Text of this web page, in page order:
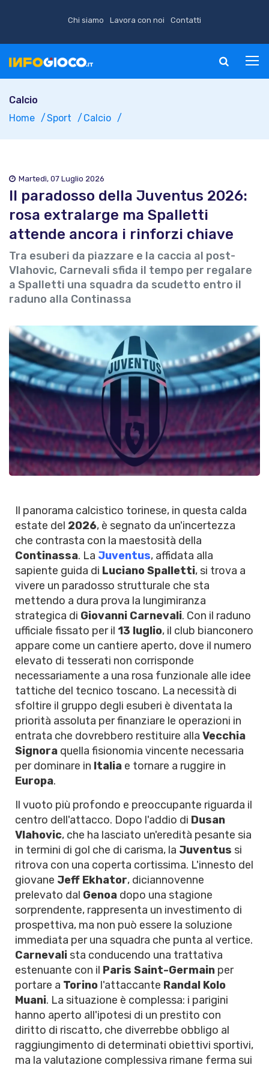
Chi siamo Lavora con noi Contatti
Calcio
Home
Sport Calcio
Martedì, 07 Luglio 2026
Il paradosso della Juventus 2026:
rosa extralarge ma Spalletti
attende ancora i rinforzi chiave
Tra esuberi da piazzare e la caccia al post-
Vlahovic, Carnevali sfida il tempo per regalare
a Spalletti una squadra da scudetto entro il
raduno alla Continassa
Il panorama calcistico torinese, in questa calda
estate del 2026, è segnato da un'incertezza
che contrasta con la maestosità della
Continassa. La Juventus, affidata alla
sapiente guida di Luciano Spalletti, si trova a
vivere un paradosso strutturale che sta
mettendo a dura prova la lungimiranza
strategica di Giovanni Carnevali. Con il raduno
ufficiale fissato per il 13 luglio, il club bianconero
appare come un cantiere aperto, dove il numero
elevato di tesserati non corrisponde
necessariamente a una rosa funzionale alle idee
tattiche del tecnico toscano. La necessità di
sfoltire il gruppo degli esuberi è diventata la
priorità assoluta per finanziare le operazioni in
entrata che dovrebbero restituire alla Vecchia
Signora quella fisionomia vincente necessaria
per dominare in Italia e tornare a ruggire in
Europa.
Il vuoto più profondo e preoccupante riguarda il
centro dell'attacco. Dopo l'addio di Dusan
Vlahovic, che ha lasciato un'eredità pesante sia
in termini di gol che di carisma, la Juventus si
ritrova con una coperta cortissima. L'innesto del
giovane Jeff Ekhator, diciannovenne
prelevato dal Genoa dopo una stagione
sorprendente, rappresenta un investimento di
prospettiva, ma non può essere la soluzione
immediata per una squadra che punta al vertice.
Carnevali sta conducendo una trattativa
estenuante con il Paris Saint-Germain per
portare a Torino l'attaccante Randal Kolo
Muani. La situazione è complessa: i parigini
hanno aperto all'ipotesi di un prestito con
diritto di riscatto, che diverrebbe obbligo al
raggiungimento di determinati obiettivi sportivi,
ma la valutazione complessiva rimane ferma sui